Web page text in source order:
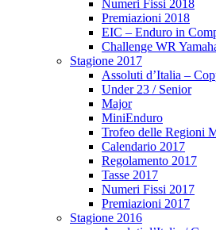
Numeri Fissi 2018
Premiazioni 2018
EIC – Enduro in
Challenge WR
Stagione 2017
Assoluti d’Italia –
Under 23 / Senior
Major
MiniEnduro
Trofeo delle Regioni
Calendario 2017
Regolamento 2017
Tasse 2017
Numeri Fissi 2017
Premiazioni 2017
Stagione 2016